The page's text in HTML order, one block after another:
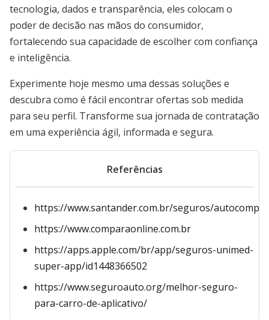
tecnologia, dados e transparência, eles colocam o
poder de decisão nas mãos do consumidor,
fortalecendo sua capacidade de escolher com confiança
e inteligência.
Experimente hoje mesmo uma dessas soluções e
descubra como é fácil encontrar ofertas sob medida
para seu perfil. Transforme sua jornada de contratação
em uma experiência ágil, informada e segura.
Referências
https://www.santander.com.br/seguros/
https://www.comparaonline.com.br
https://apps.apple.com/br/app/seguros-unimed-
super-app/id1448366502
https://www.seguroauto.org/melhor-seguro-
para-carro-de-aplicativo/